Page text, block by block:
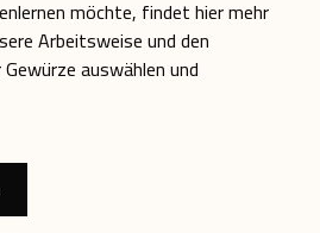
möchte, findet hier mehr
Arbeitsweise und den
auswählen und